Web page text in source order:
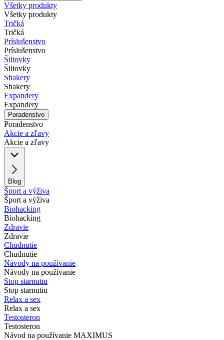
Všetky produkty
Všetky produkty
Tričká
Tričká
Príslušenstvo
Príslušenstvo
Šiltovky
Šiltovky
Shakery
Shakery
Expandery
Expandery
Poradenstvo
Poradenstvo
Akcie a zľavy
Akcie a zľavy
Blog
Šport a výživa
Šport a výživa
Biohacking
Biohacking
Zdravie
Zdravie
Chudnutie
Chudnutie
Návody na používanie
Návody na používanie
Stop starnutiu
Stop starnutiu
Relax a sex
Relax a sex
Testosteron
Testosteron
Návod na používanie MAXIMUS